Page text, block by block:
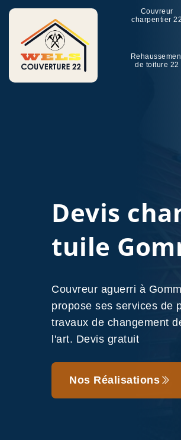
Couvreur
charpentier 22
de toiture 22
Devis
tuile
Couvreur aguerri à
propose ses services de
travaux de changement
l'art. Devis gratuit
Nos Réalisations